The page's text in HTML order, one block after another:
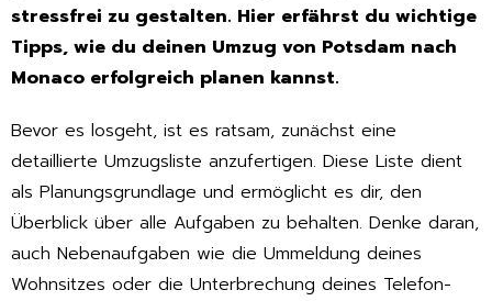
stressfrei zu gestalten. Hier erfährst du wichtige
Tipps, wie du deinen Umzug von Potsdam nach
Monaco erfolgreich planen kannst.
Bevor es losgeht, ist es ratsam, zunächst eine
detaillierte Umzugsliste anzufertigen. Diese Liste dient
als Planungsgrundlage und ermöglicht es dir, den
Überblick über alle Aufgaben zu behalten. Denke daran,
auch Nebenaufgaben wie die Ummeldung deines
Wohnsitzes oder die Unterbrechung deines Telefon-